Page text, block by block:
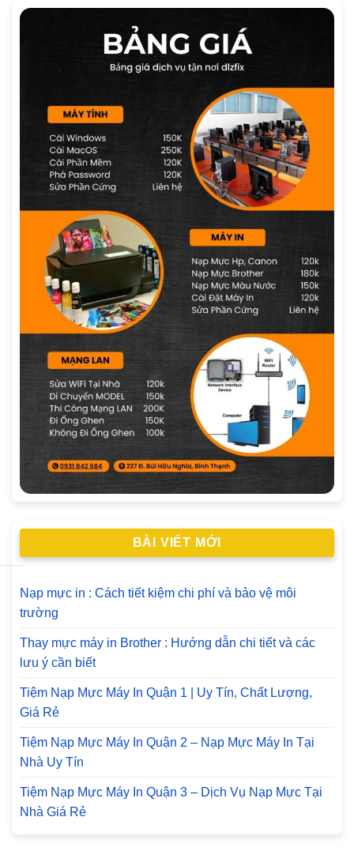
BÀI VIẾT MỚI
Nạp mực in : Cách tiết kiệm chi phí và bảo vệ môi
trường
Thay mực máy in Brother : Hướng dẫn chi tiết và các
lưu ý cần biết
Tiệm Nạp Mực Máy In Quận 1 | Uy Tín, Chất Lượng,
Giá Rẻ
Tiệm Nạp Mực Máy In Quận 2 – Nạp Mực Máy In Tại
Nhà Uy Tín
Tiệm Nạp Mực Máy In Quận 3 – Dịch Vụ Nạp Mực Tại
Nhà Giá Rẻ